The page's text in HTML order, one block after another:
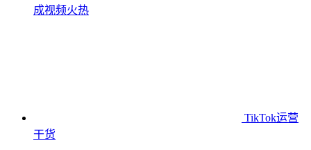
成视频火热
TikTok运营
干货